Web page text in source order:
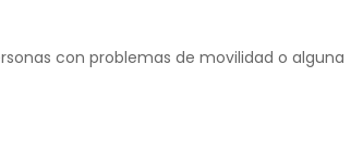
con problemas de movilidad o alguna